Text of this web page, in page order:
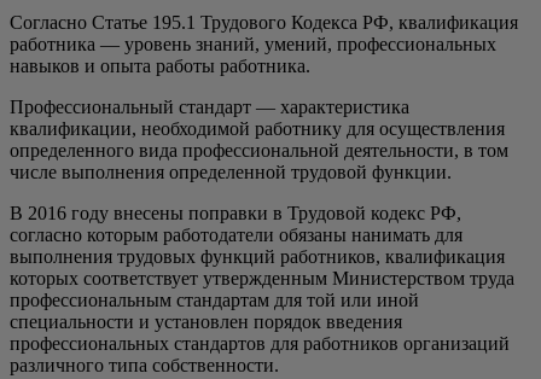
Согласно Статье 195.1 Трудового Кодекса РФ, квалификация
работника — уровень знаний, умений, профессиональных
навыков и опыта работы работника.
Профессиональный стандарт — характеристика
квалификации, необходимой работнику для осуществления
определенного вида профессиональной деятельности, в том
числе выполнения определенной трудовой функции.
В 2016 году внесены поправки в Трудовой кодекс РФ,
согласно которым работодатели обязаны нанимать для
выполнения трудовых функций работников, квалификация
которых соответствует утвержденным Министерством труда
профессиональным стандартам для той или иной
специальности и установлен порядок введения
профессиональных стандартов для работников организаций
различного типа собственности.